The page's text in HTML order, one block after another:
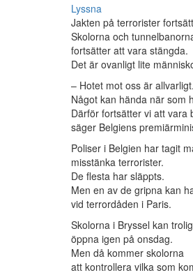
Lyssna
Jakten på terrorister
Skolorna och
fortsätter att vara stängda.
Det är ovanligt lite
– Hotet mot oss är allvarligt.
Något kan hända när som
Därför fortsätter vi att vara
säger Belgiens
Poliser i Belgien har tagit
misstänka terrorister.
De flesta har släppts.
Men en av de gripna kan
vid terrordåden i Paris.
Skolorna i Bryssel kan
öppna igen på onsdag.
Men då kommer skolorna
att kontrollera vilka som